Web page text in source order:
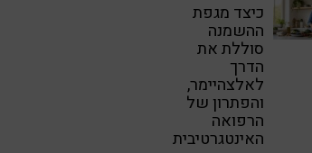
כיצד מגפת
ההשמנה
סוללת את
הדרך
לאלצהיימר,
והפתרון של
הרפואה
האינטגרטיבית